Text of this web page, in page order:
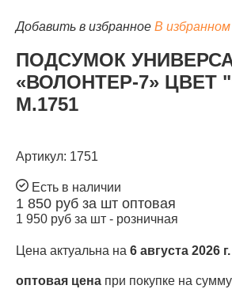
Добавить в избранное В избранном
ПОДСУМОК
«ВОЛОНТЕР-7» ЦВЕТ
М.1751
Артикул: 1751
Есть в наличии
1 850 руб за шт оптовая
1 950 руб за шт - розничная
Цена актуальна на 6 августа 2026 г.
оптовая цена при покупке на